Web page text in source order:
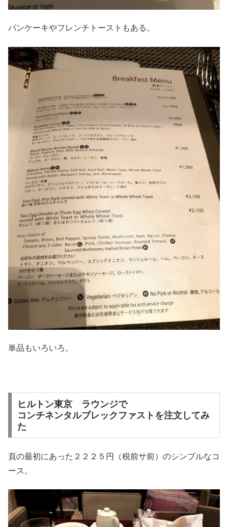
パンケーキやフレンチトーストもある。
単品もいろいろ。
ヒルトン東京 ラウンジで
コンチネンタルブレックファストを注文してみ
た
頁の最初にあった２２２５円（税前サ前）のシンプルなコ
ース。